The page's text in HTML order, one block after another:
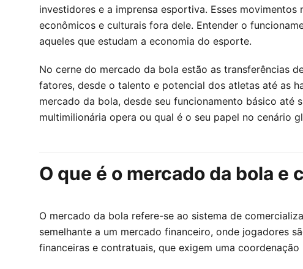
investidores e a imprensa esportiva. Esses
econômicos e culturais fora dele. Entender o
aqueles que estudam a economia do esporte.
No cerne do mercado da bola estão as transferências
fatores, desde o talento e potencial dos atletas até as
mercado da bola, desde seu funcionamento básico até
multimilionária opera ou qual é o seu papel no cenário
O que é o mercado da bola e
O mercado da bola refere-se ao sistema de
semelhante a um mercado financeiro, onde jogadores
financeiras e contratuais, que exigem uma